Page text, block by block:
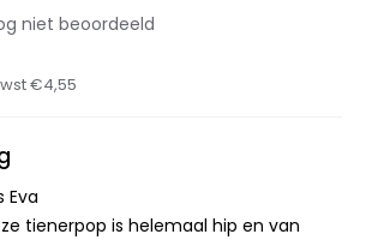
niet beoordeeld
€4,55
Eva
tienerpop is helemaal hip en van